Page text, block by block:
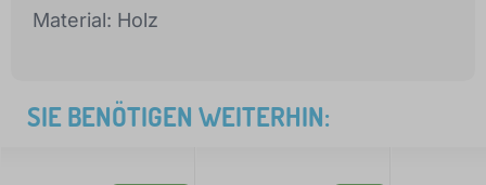
Material: Holz
SIE BENÖTIGEN WEITERHIN: